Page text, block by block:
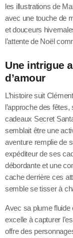
les illustrations de
avec une touche de
et douceurs
l’attente de Noël
Une intrigue
d’amour
L’histoire suit
l’approche des
cadeaux Secret
semblait être une
aventure remplie de
expéditeur de ses
débordante et une
cache derrière ces
semble se tisser à
Avec sa plume
excelle à capturer
offre des